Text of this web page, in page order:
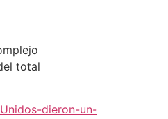
total
dieron-un-